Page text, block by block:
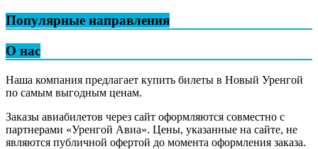
Популярные направления
О нас
Наша компания предлагает купить билеты в Новый Уренгой
по самым выгодным ценам.
Заказы авиабилетов через сайт оформляются совместно с
партнерами «Уренгой Авиа». Цены, указанные на сайте, не
являются публичной офертой до момента оформления заказа.